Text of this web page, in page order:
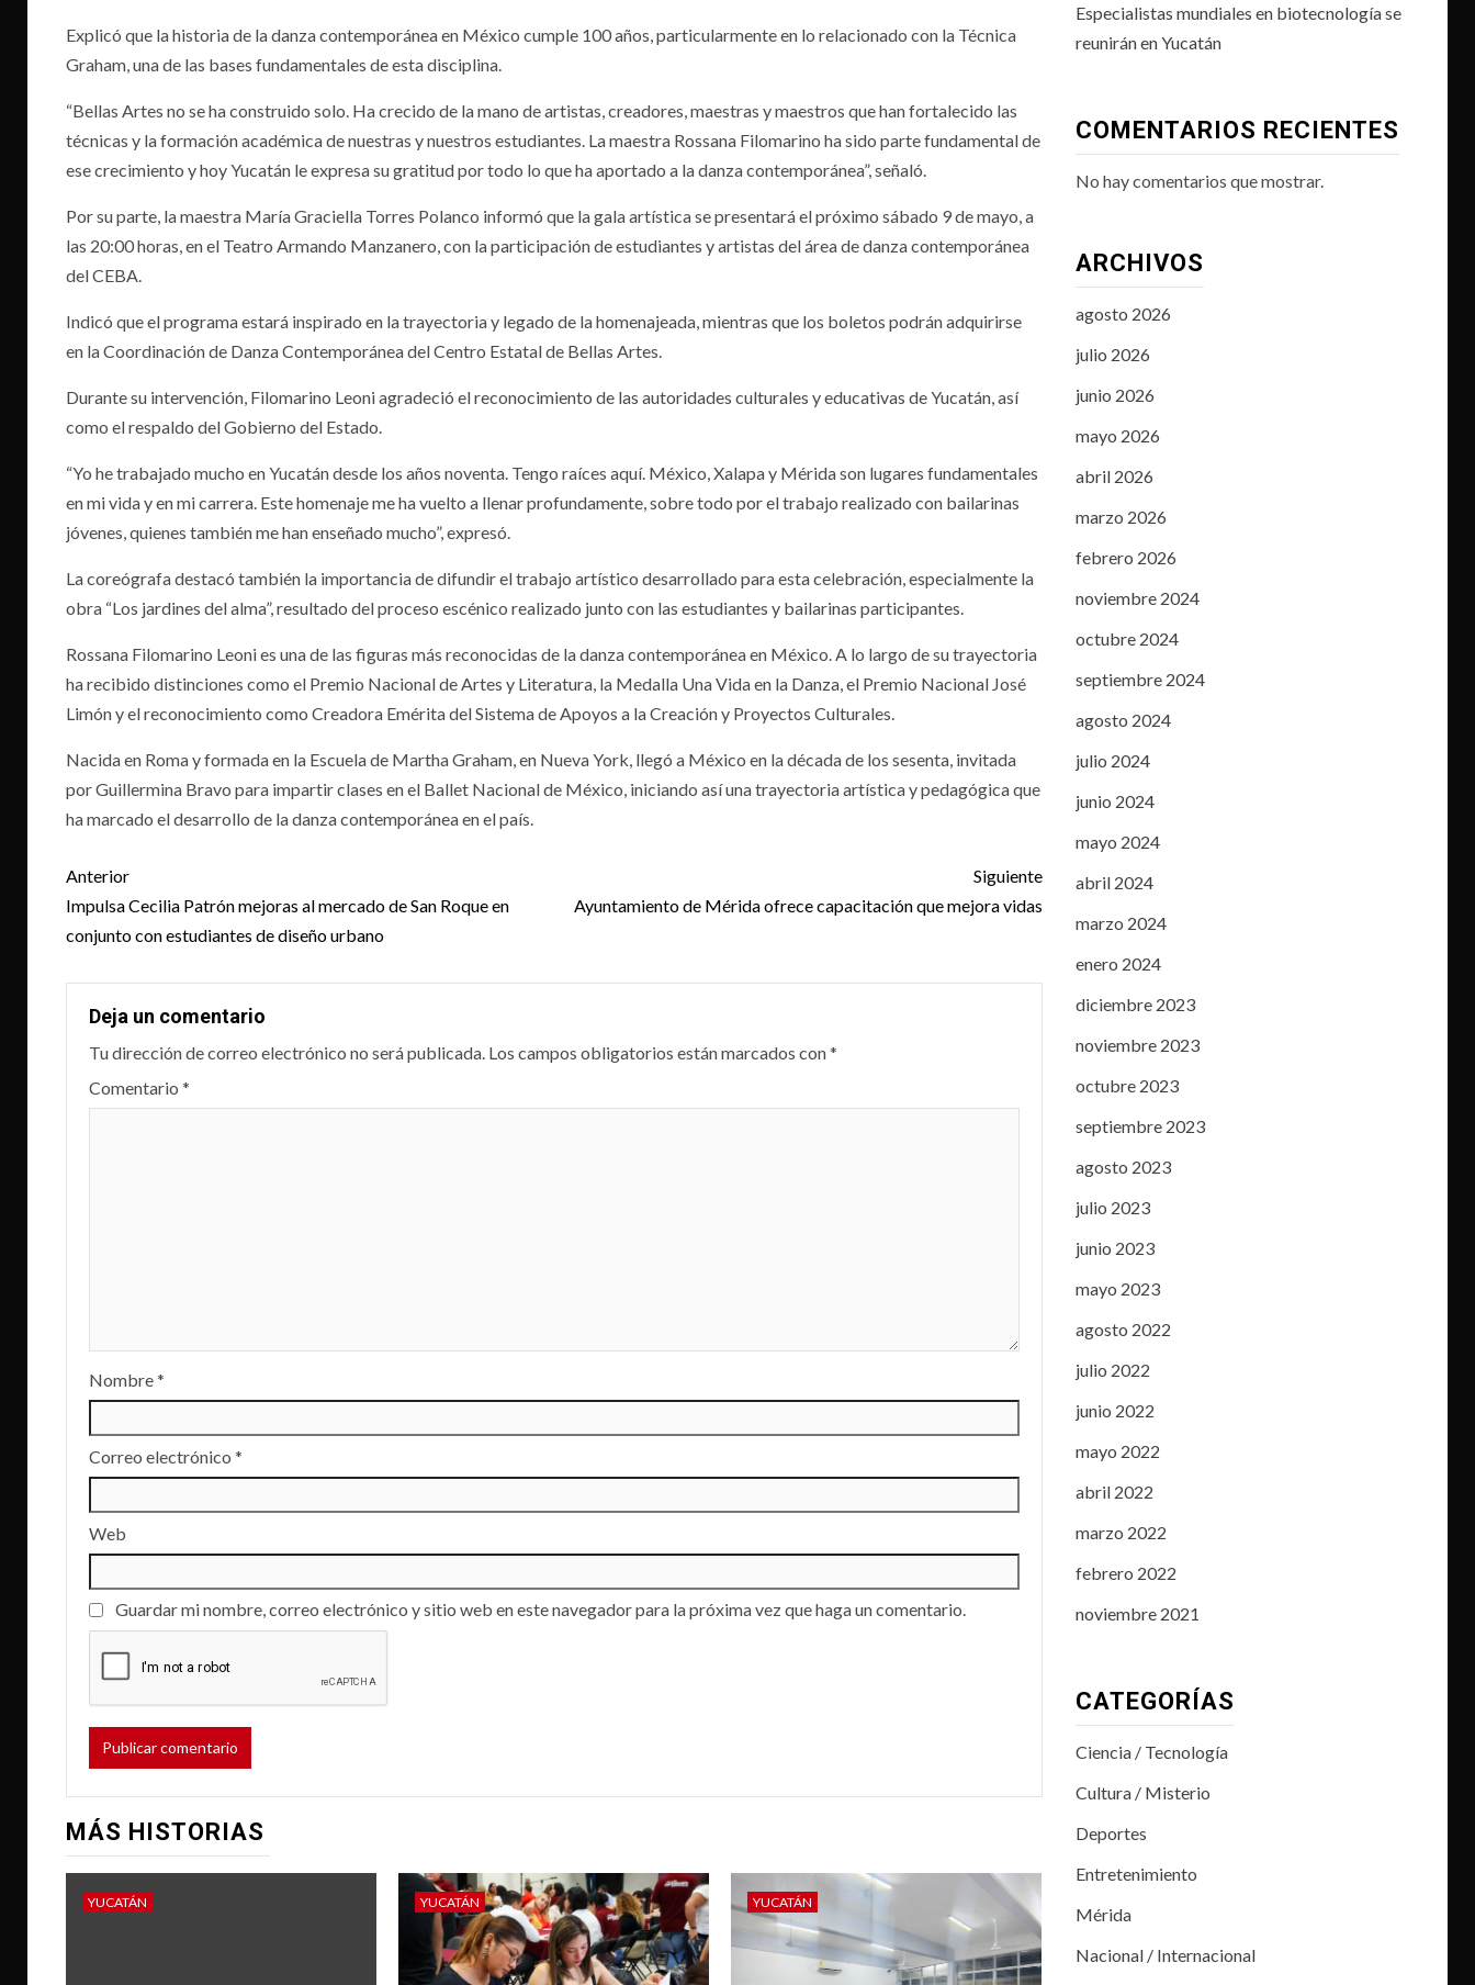
Explicó que la historia de la danza contemporánea en México cumple 100 años, particularmente en lo relacionado con la Técnica
Graham, una de las bases fundamentales de esta disciplina.
“Bellas Artes no se ha construido solo. Ha crecido de la mano de artistas, creadores, maestras y maestros que han fortalecido las
técnicas y la formación académica de nuestras y nuestros estudiantes. La maestra Rossana Filomarino ha sido parte fundamental de
ese crecimiento y hoy Yucatán le expresa su gratitud por todo lo que ha aportado a la danza contemporánea”, señaló.
Por su parte, la maestra María Graciella Torres Polanco informó que la gala artística se presentará el próximo sábado 9 de mayo, a
las 20:00 horas, en el Teatro Armando Manzanero, con la participación de estudiantes y artistas del área de danza contemporánea
del CEBA.
Indicó que el programa estará inspirado en la trayectoria y legado de la homenajeada, mientras que los boletos podrán adquirirse
en la Coordinación de Danza Contemporánea del Centro Estatal de Bellas Artes.
Durante su intervención, Filomarino Leoni agradeció el reconocimiento de las autoridades culturales y educativas de Yucatán, así
como el respaldo del Gobierno del Estado.
“Yo he trabajado mucho en Yucatán desde los años noventa. Tengo raíces aquí. México, Xalapa y Mérida son lugares fundamentales
en mi vida y en mi carrera. Este homenaje me ha vuelto a llenar profundamente, sobre todo por el trabajo realizado con bailarinas
jóvenes, quienes también me han enseñado mucho”, expresó.
La coreógrafa destacó también la importancia de difundir el trabajo artístico desarrollado para esta celebración, especialmente la
obra “Los jardines del alma”, resultado del proceso escénico realizado junto con las estudiantes y bailarinas participantes.
Rossana Filomarino Leoni es una de las figuras más reconocidas de la danza contemporánea en México. A lo largo de su trayectoria
ha recibido distinciones como el Premio Nacional de Artes y Literatura, la Medalla Una Vida en la Danza, el Premio Nacional José
Limón y el reconocimiento como Creadora Emérita del Sistema de Apoyos a la Creación y Proyectos Culturales.
Nacida en Roma y formada en la Escuela de Martha Graham, en Nueva York, llegó a México en la década de los sesenta, invitada
por Guillermina Bravo para impartir clases en el Ballet Nacional de México, iniciando así una trayectoria artística y pedagógica que
ha marcado el desarrollo de la danza contemporánea en el país.
Post
navigation
Anterior
Impulsa Cecilia Patrón mejoras al mercado de San Roque en
conjunto con estudiantes de diseño urbano
Siguiente
Ayuntamiento de Mérida ofrece capacitación que mejora vidas
Deja un comentario
Tu dirección de correo electrónico no será publicada. Los campos obligatorios están marcados con*
Comentario *
Nombre*
Correo electrónico *
Web
Guardar mi nombre, correo electrónico y sitio web en este navegador para la próxima vez que haga un comentario.
MÁS HISTORIAS
YUCATÁN YUCATÁN YUCATÁN
Especialistas mundiales en biotecnología se
reunirán en Yucatán
COMENTARIOS RECIENTES
No hay comentarios que mostrar.
ARCHIVOS
agosto 2026
julio 2026
junio 2026
mayo 2026
abril 2026
marzo 2026
febrero 2026
noviembre 2024
octubre 2024
septiembre 2024
agosto 2024
julio 2024
junio 2024
mayo 2024
abril 2024
marzo 2024
enero 2024
diciembre 2023
noviembre 2023
octubre 2023
septiembre 2023
agosto 2023
julio 2023
junio 2023
mayo 2023
agosto 2022
julio 2022
junio 2022
mayo 2022
abril 2022
marzo 2022
febrero 2022
noviembre 2021
CATEGORÍAS
Ciencia / Tecnología
Cultura / Misterio
Deportes
Entretenimiento
Mérida
Nacional / Internacional